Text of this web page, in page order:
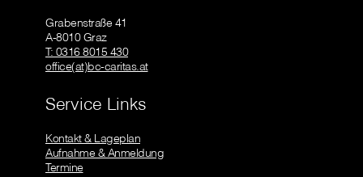
Grabenstraße 41
A-8010 Graz
T: 0316 8015 430
office(at)bc-caritas.at
Service Links
Kontakt & Lageplan
Aufnahme & Anmeldung
Termine